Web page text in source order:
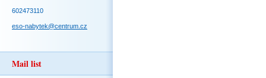
602473110
eso-nabytek@centrum.cz
Mail list